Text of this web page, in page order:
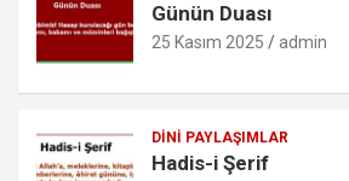
Günün Duası
25 Kasım 2025 admin
DINI PAYLAŞIMLAR
Hadis-i Şerif